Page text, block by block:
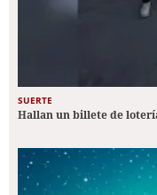
SUERTE
Hallan un billete de